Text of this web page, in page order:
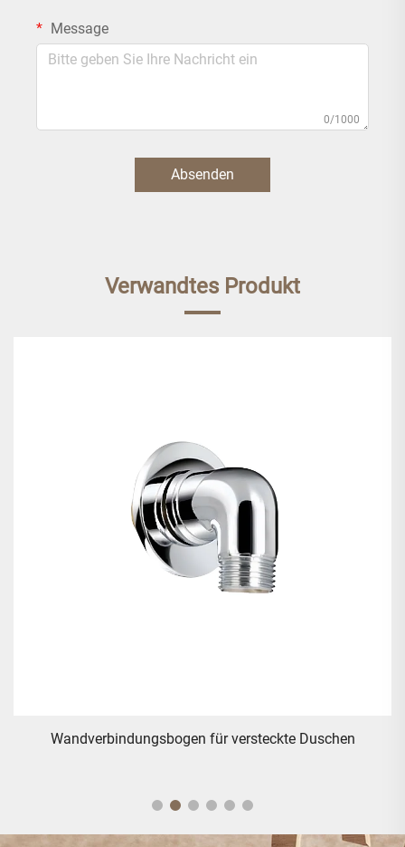
Message
0/1000
Absenden
Verwandtes Produkt
Druckoberschwenkung